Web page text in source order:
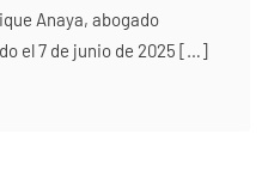
Anaya, abogado
el 7 de junio de 2025 […]